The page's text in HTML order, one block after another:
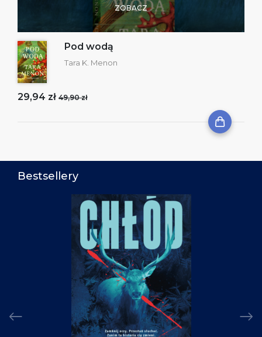
ZOBACZ
Pod wodą
Tara K. Menon
29,94 zł 49,90 zł
Bestsellery